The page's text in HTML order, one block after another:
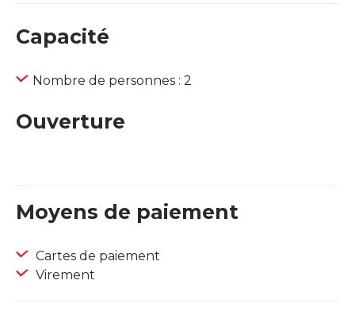
Capacité
Nombre de personnes : 2
Ouverture
Moyens de paiement
Cartes de paiement
Virement